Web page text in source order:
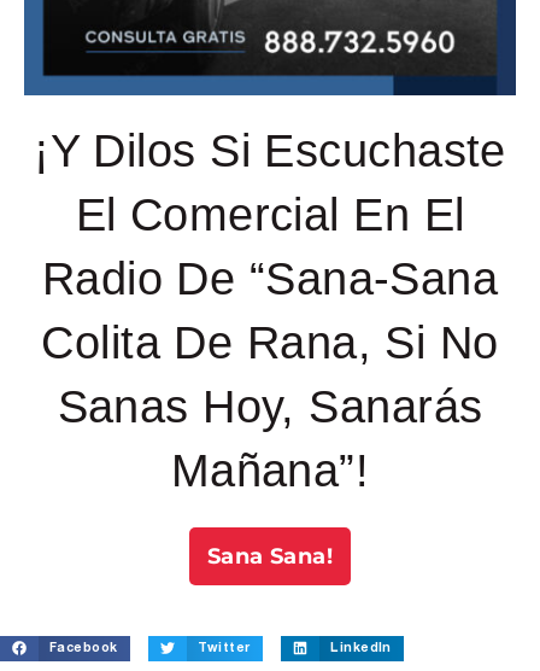
¡Y Dilos Si Escuchaste
El Comercial En El
Radio De “Sana-Sana
Colita De Rana, Si No
Sanas Hoy, Sanarás
Mañana”!
Sana Sana!
Facebook Twitter LinkedIn